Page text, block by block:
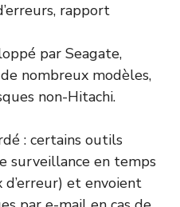
rapport
par Seagate,
nombreux modèles,
non-Hitachi.
: certains outils
surveillance en temps
et envoient